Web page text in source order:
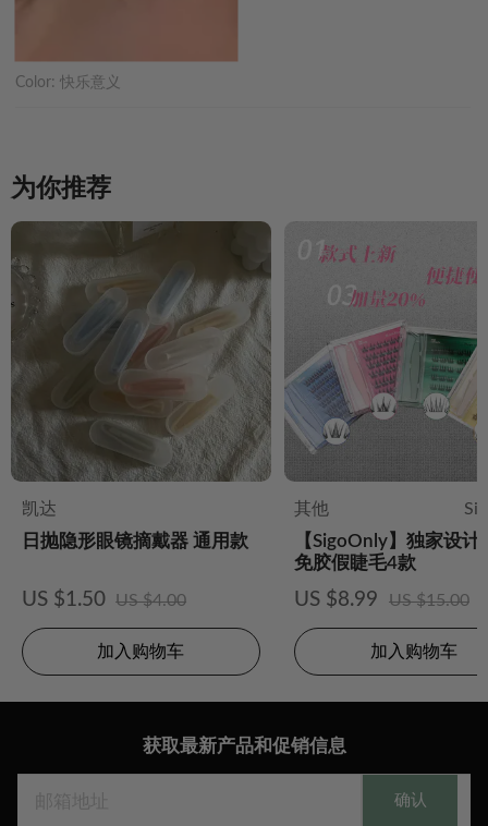
Color: 快乐意义
为你推荐
凯达
日抛隐形眼镜摘戴器 通用款
US $1.50 US $4.00
加入购物车
其他
【SigoOnly】独家设计
免胶假睫毛4款
US $8.99 US $15.00
加入购物车
获取最新产品和促销信息
确认